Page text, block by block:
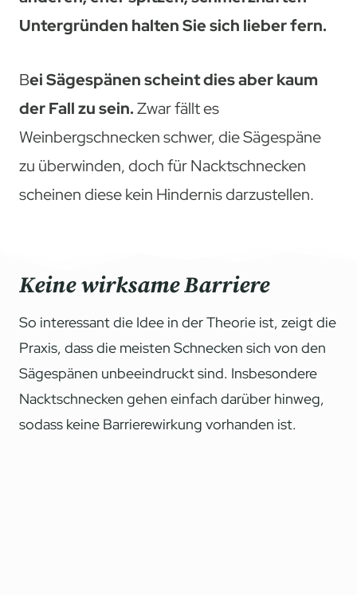
Untergründen halten Sie sich lieber fern.
Bei Sägespänen scheint dies aber kaum
der Fall zu sein.Zwar fällt es
Weinbergschnecken schwer, die Sägespäne
zu überwinden, doch für Nacktschnecken
scheinen diese kein Hindernis darzustellen.
Keine wirksame Barriere
So interessant die Idee in der Theorie ist, zeigt die
Praxis, dass die meisten Schnecken sich von den
Sägespänen unbeeindruckt sind. Insbesondere
Nacktschnecken gehen einfach darüber hinweg,
sodass keine Barrierewirkung vorhanden ist.